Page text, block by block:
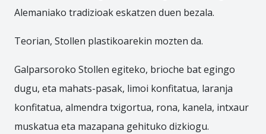
Alemaniako tradizioak eskatzen duen bezala.
Teorian, Stollen plastikoarekin mozten da.
Galparsoroko Stollen egiteko, brioche bat egingo
dugu, eta mahats-pasak, limoi konfitatua, laranja
konfitatua, almendra txigortua, rona, kanela, intxaur
muskatua eta mazapana gehituko dizkiogu.